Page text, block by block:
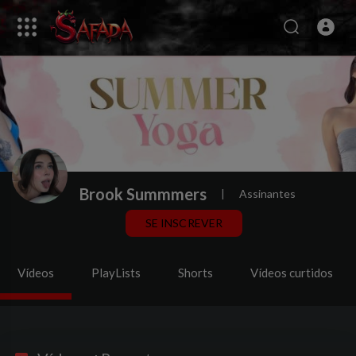
Brook Summmers | Assinantes
SE INSCREVER
Vídeos PlayLists Shorts Vídeos curtidos